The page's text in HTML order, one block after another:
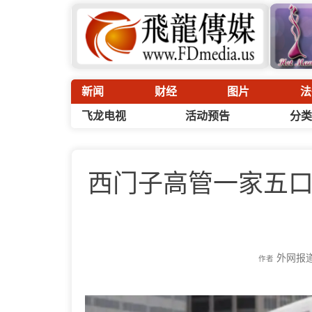
新闻 财经 图片
飞龙电视 活动预告 分
西门子高管一家五
作者 外网报